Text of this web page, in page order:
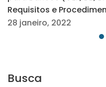
Requisitos e
28 janeiro, 2022
Busca